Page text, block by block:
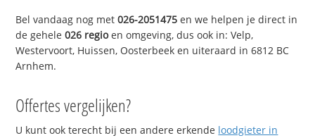
Bel vandaag nog met026-2051475 en we helpen je direct in
de gehele026 regioen omgeving, dus ook in: Velp,
Westervoort, Huissen, Oosterbeek en uiteraard in 6812 BC
Arnhem.
Offertes vergelijken?
U kunt ook terecht bij een andere erkende loodgieter in